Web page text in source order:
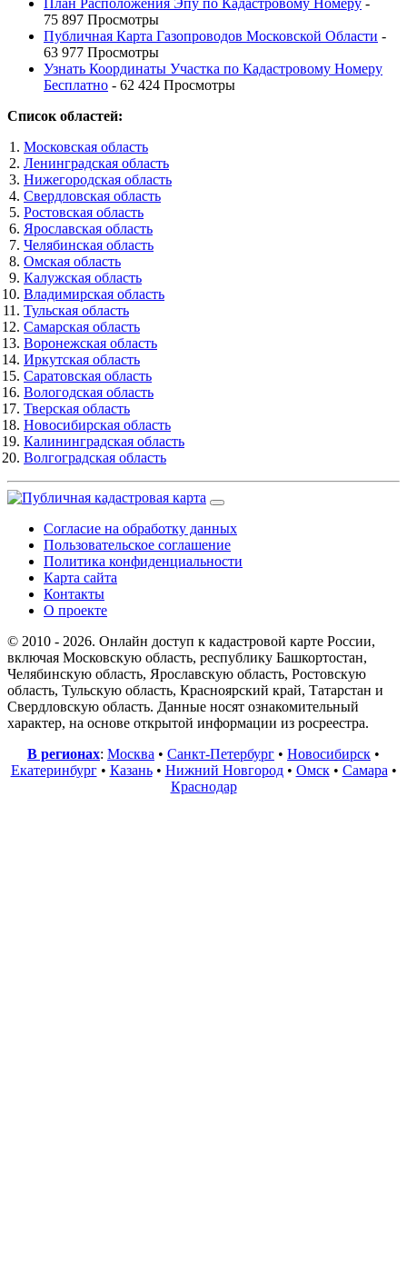
75 897 Просмотры
Публичная Карта Газопроводов Московской Области -
63 977 Просмотры
Узнать Координаты Участка по Кадастровому Номеру
Бесплатно - 62 424 Просмотры
Список областей:
Московская область
Ленинградская область
Нижегородская область
Свердловская область
Ростовская область
Ярославская область
Челябинская область
Омская область
Калужская область
Владимирская область
Тульская область
Самарская область
Воронежская область
Иркутская область
Саратовская область
Вологодская область
Тверская область
Новосибирская область
Калининградская область
Волгоградская область
Согласие на обработку данных
Пользовательское соглашение
Политика конфиденциальности
Карта сайта
Контакты
О проекте
© 2010 - 2026. Онлайн доступ к кадастровой карте России,
включая Московскую область, республику Башкортостан,
Челябинскую область, Ярославскую область, Ростовскую
область, Тульскую область, Красноярский край, Татарстан и
Свердловскую область. Данные носят ознакомительный
характер, на основе открытой информации из росреестра.
В регионах: Москва • Санкт-Петербург • Новосибирск •
Екатеринбург• Казань• Нижний Новгород• Омск• Самара •
Краснодар